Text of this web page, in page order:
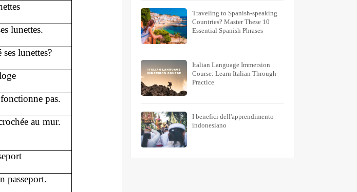
lunettes.
lunettes?
pas.
au mur.
passeport.
Traveling to Spanish-speaking
Countries? Master These 10
Essential Spanish Phrases
Italian Language Immersion
Course: Learn Italian Through
Practice
I benefici dell'apprendimento
indonesiano